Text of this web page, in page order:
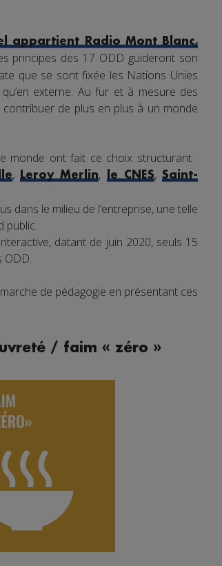
appartient Radio Mont Blanc,
principes des 17 ODD guideront son
que se sont fixée les Nations Unies
externe. Au fur et à mesure des
de plus en plus à un monde
monde ont fait ce choix structurant :
, Leroy Merlin, le CNES,Saint-
dans le milieu de l’entreprise, une telle
public.
datant de juin 2020, seuls 15
ODD.
de pédagogie en présentant ces
/ faim « zéro »